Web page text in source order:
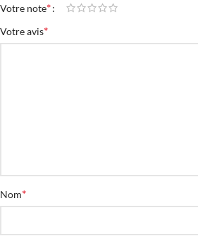
Votre note*
Votre avis*
Nom*